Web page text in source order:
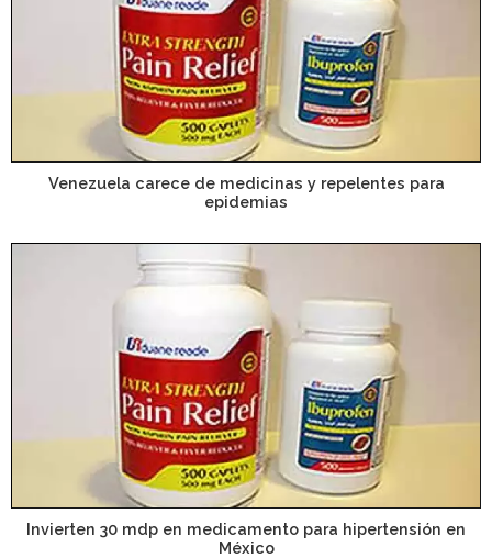
Venezuela carece de medicinas y repelentes para
epidemias
Invierten 30 mdp en medicamento para hipertensión en
México